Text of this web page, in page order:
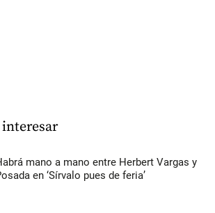
mano a mano entre Herbert Vargas y
en ‘Sírvalo pues de feria’